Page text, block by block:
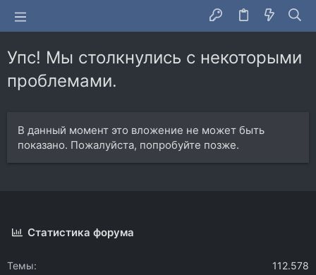
Упс! Мы столкнулись с некоторыми
проблемами.
В данный момент это вложение не может быть
показано. Пожалуйста, попробуйте позже.
Статистика форума
Темы
112.578